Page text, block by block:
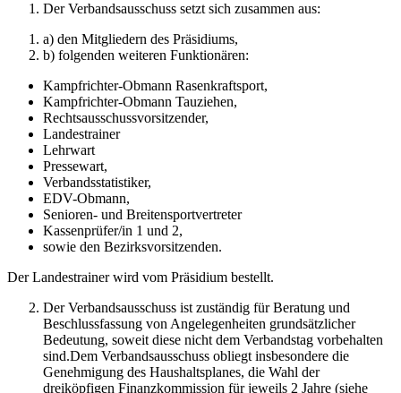
Der Verbandsausschuss setzt sich zusammen aus:
a) den Mitgliedern des Präsidiums,
b) folgenden weiteren Funktionären:
Kampfrichter-Obmann Rasenkraftsport,
Kampfrichter-Obmann Tauziehen,
Rechtsausschussvorsitzender,
Landestrainer
Lehrwart
Pressewart,
Verbandsstatistiker,
EDV-Obmann,
Senioren- und Breitensportvertreter
Kassenprüfer/in 1 und 2,
sowie den Bezirksvorsitzenden.
Der Landestrainer wird vom Präsidium bestellt.
Der Verbandsausschuss ist zuständig für Beratung und
Beschluss­fassung von Angelegenheiten grundsätzlicher
Bedeutung, soweit diese nicht dem Verbandstag vorbehalten
sind.Dem Verbandsausschuss obliegt insbesondere die
Genehmigung des Haushaltsplanes, die Wahl der
dreiköpfigen Finanzkommission für jeweils 2 Jahre (siehe